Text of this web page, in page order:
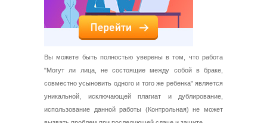
Вы можете быть полностью уверены в том, что работа
"Могут ли лица, не состоящие между собой в браке,
совместно усыновить одного и того же ребенка" является
уникальной, исключающей плагиат и дублирование,
использование данной работы (Контрольная) не может